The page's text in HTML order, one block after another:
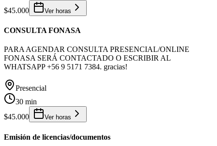
$45.000
Ver horas
CONSULTA FONASA
PARA AGENDAR CONSULTA PRESENCIAL/ONLINE
FONASA SERÁ CONTACTADO O ESCRIBIR AL
WHATSAPP +56 9 5171 7384. gracias!
Presencial
30 min
$45.000
Ver horas
Emisión de licencias/documentos